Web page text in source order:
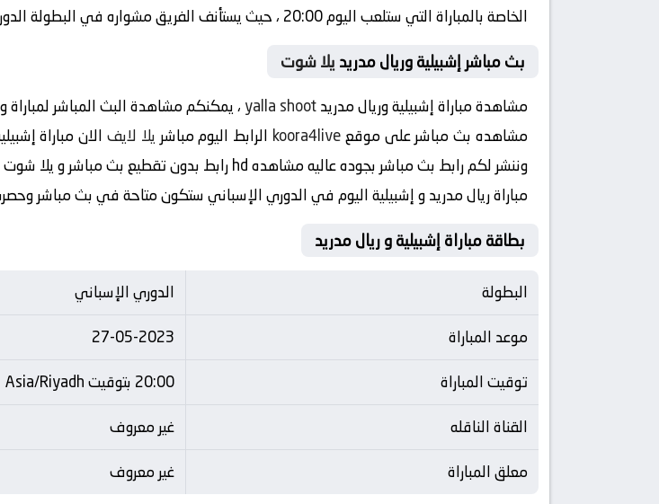
الخاصة بالمباراة التي ستلعب اليوم 20:00 ، حيث يستأنف الفريق مشواره في البطولة الدوري الإسباني .
بث مباشر إشبيلية وريال مدريد يلا شوت
مشاهدة مباراة إشبيلية وريال مدريدyalla shoot ، يمكنكم مشاهدة البث المباشر
مشاهده بث مباشر على موقعkoora4live الرابط اليوم مباشر يلا لايفالان مباراة
وننشر لكم رابط بث مباشر بجوده عاليه مشاهده hd رابط بدون تقطيع بث مباشر و يلا شوت توداي بجوده ، البث المباشر لمباراة ريال مدريد وإشبيلية عبر الإنترنت،
مباراة ريال مدريد و إشبيلية اليوم في الدوري الإسباني ستكون متاحة في بث مباشر
بطاقة مباراة إشبيلية و ريال مدريد
البطولة
الدوري الإسباني
موعد المباراة
27-05-2023
توقيت المباراة
20:00 بتوقيت Asia/Riyadh
القناة الناقله
غير معروف
معلق المباراة
غير معروف